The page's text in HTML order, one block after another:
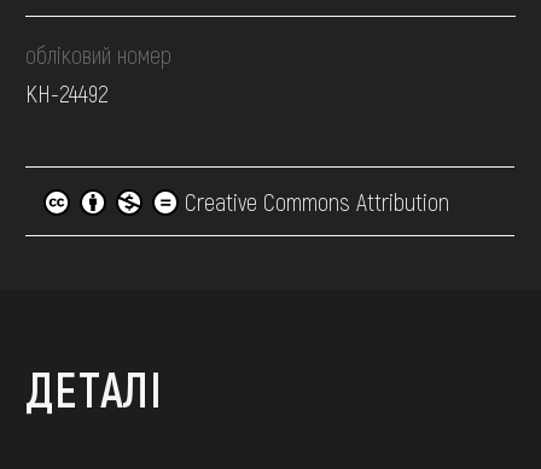
обліковий номер
КН-24492
Creative Commons Attribution
ДЕТАЛІ